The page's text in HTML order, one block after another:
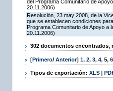
del Programa Comunitario de
20.11.2006)
Resolución, 23 may 2008, de la
que se establecen condiciones
Programa Comunitario de Apoyo a
20.11.2006)
302 documentos encontrados,
[Primero/ Anterior] 1, 2, 3, 4, 5, 6
Tipos de exportación: XLS |